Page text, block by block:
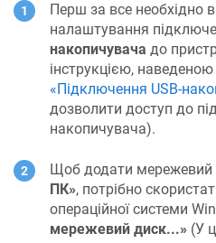
Перш за все необхідно
налаштування
накопичувача до
інструкцією, наведеною
«Підключення USB-
дозволити доступ до
накопичувача).
Щоб додати
ПК», потрібно
операційної системи
мережевий диск...» (У